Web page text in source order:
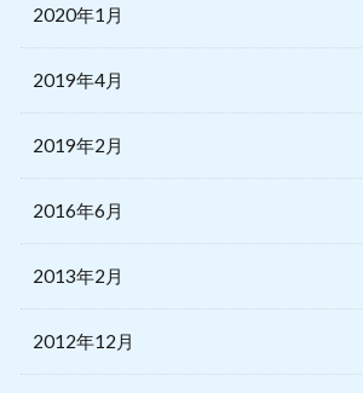
2020年1月
2019年4月
2019年2月
2016年6月
2013年2月
2012年12月